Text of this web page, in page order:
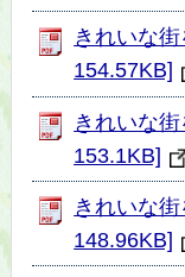
きれいな
154.57KB]
きれいな
153.1KB]
きれいな
148.96KB]